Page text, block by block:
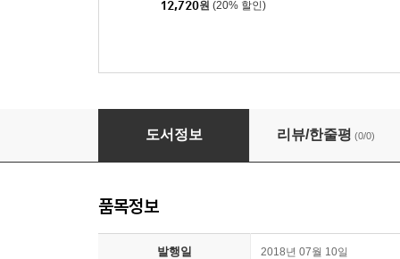
12,720원 (20% 할인)
Korean Picture Dictionary: Learn 1,500
도서정보 리뷰/한줄평 (0/0)
품목정보
발행일 2018년 07월 10일